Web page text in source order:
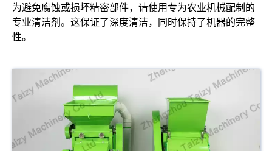
为避免腐蚀或损坏精密部件，请使用专为农业机械配制的
专业清洁剂。这保证了深度清洁，同时保持了机器的完整
性。